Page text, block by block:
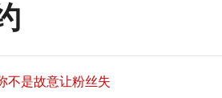
不是故意让粉丝失